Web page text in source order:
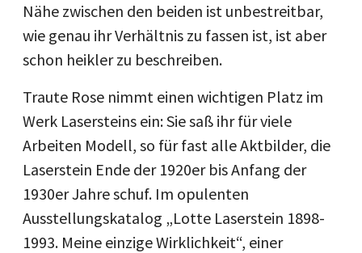
Nähe zwischen den beiden ist unbestreitbar,
wie genau ihr Verhältnis zu fassen ist, ist aber
schon heikler zu beschreiben.
Traute Rose nimmt einen wichtigen Platz im
Werk Lasersteins ein: Sie saß ihr für viele
Arbeiten Modell, so für fast alle Aktbilder, die
Laserstein Ende der 1920er bis Anfang der
1930er Jahre schuf. Im opulenten
Ausstellungskatalog „Lotte Laserstein 1898-
1993. Meine einzige Wirklichkeit“, einer